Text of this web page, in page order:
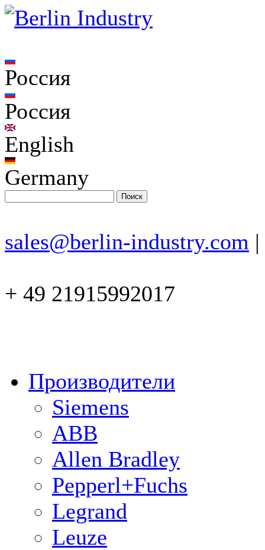
Россия
Россия
English
Germany
sales@berlin-industry.com |
+ 49 21915992017
Производители
Siemens
ABB
Allen Bradley
Pepperl+Fuchs
Legrand
Leuze